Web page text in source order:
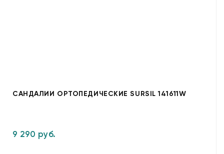
САНДАЛИИ ОРТОПЕДИЧЕСКИЕ SURSIL 141611W
9 290 руб.